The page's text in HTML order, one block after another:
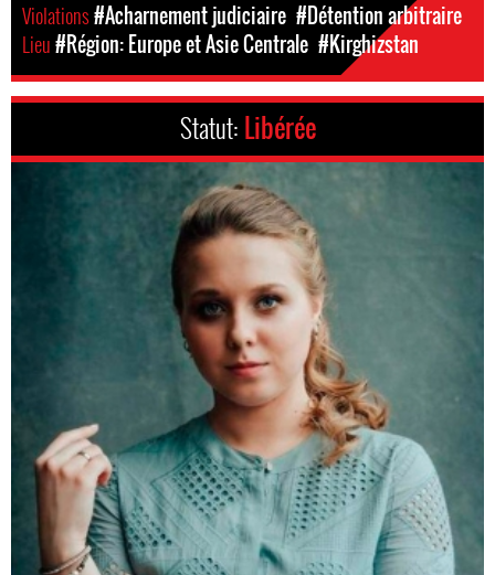
Violations#Acharnement judiciaire #Détention arbitraire
Lieu#Région: Europe et Asie Centrale #Kirghizstan
Statut: Libérée